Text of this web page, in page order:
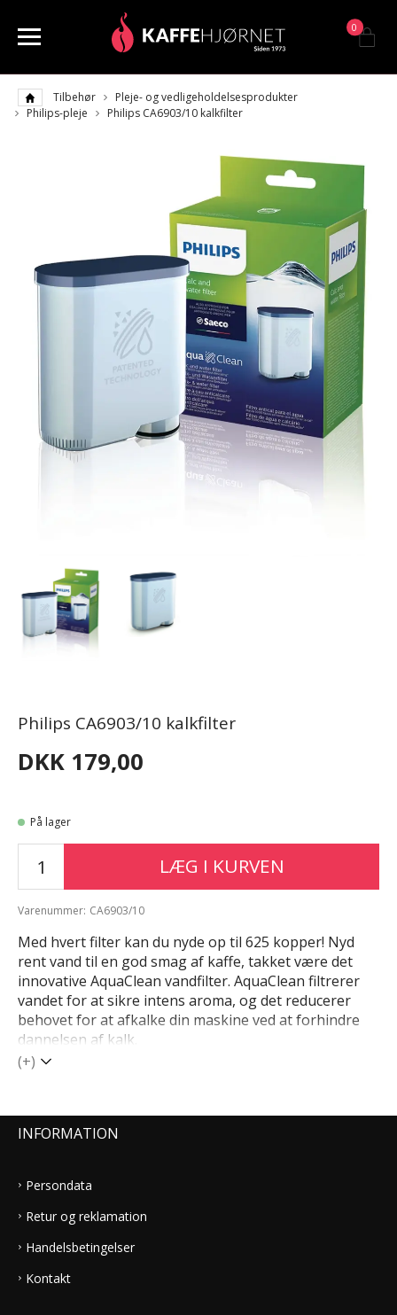
0
Tilbehør
Pleje- og vedligeholdelsesprodukter
Philips-pleje
Philips CA6903/10 kalkfilter
Philips CA6903/10 kalkfilter
DKK 179,00
På lager
LÆG I KURVEN
Varenummer: CA6903/10
Med hvert filter kan du nyde op til 625 kopper! Nyd
rent vand til en god smag af kaffe, takket være det
innovative AquaClean vandfilter. AquaClean filtrerer
vandet for at sikre intens aroma, og det reducerer
behovet for at afkalke din maskine ved at forhindre
dannelsen af ​​kalk.
(+)
INFORMATION
Persondata
Retur og reklamation
Handelsbetingelser
Kontakt